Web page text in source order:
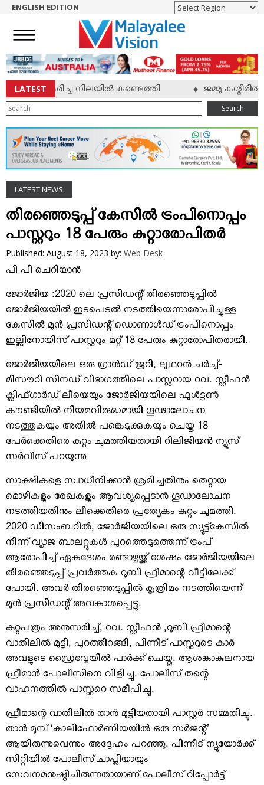
NEWS
ENGLISH
NRI
ENTERTAINMENT
MV SPECIAL
SPORTS
LIFESTYLE
TECH & AUTO
SOCIAL SPHERE
EDITORIAL
ARTS & LITERATURE
MAGAZINE
VIDEOS
COOKERY
KARSHAKAN
TOURS & TRAVEL
GREETINGS
CLASSIFIEDS
OBITUARY
ENGLISH EDITION
LATEST
മരിച്ച നിലയില്‍ കണ്ടെത്തി ജമ്മു കശ്മീരില്‍
Search
LATEST NEWS
തിരഞ്ഞെടുപ്പ് കേസില്‍ ട്രംപിനൊപ്പം
പാസ്റ്ററും 18 പേരും കുറ്റാരോപിതര്‍
Published: August 18, 2023 by: Web Desk
പി പി ചെറിയാന്‍
ജോര്‍ജിയ :2020 ലെ പ്രസിഡന്റ് തിരഞ്ഞെടുപ്പില്‍
ജോര്‍ജിയയില്‍ ഇടപെടല്‍ നടത്തിയെന്നാരോപിച്ചുള്ള
കേസില്‍ മുന്‍ പ്രസിഡന്റ് ഡൊണാള്‍ഡ് ട്രംപിനൊപ്പം
ഇല്ലിനോയിസ് പാസ്റ്ററും മറ്റ് 18 പേരും കുറ്റാരോപിതരായി.
ജോര്‍ജിയയിലെ ഒരു ഗ്രാന്‍ഡ് ജൂറി, ലൂഥറന്‍ ചര്‍ച്ച്-
മിസൗറി സിനഡ് വിഭാഗത്തിലെ പാസ്റ്ററായ റവ. സ്റ്റീഫന്‍
ക്ലിഫ്ഗാര്‍ഡ് ലീയെയും ജോര്‍ജിയയിലെ ഫുള്‍ട്ടണ്‍
കൗണ്ടിയില്‍ നിയമവിരുദ്ധമായി ഗൂഢാലോചന
നടത്തുകയും അതില്‍ പങ്കെടുക്കുകയും ചെയ്ത 18
പേര്‍ക്കെതിരെ കുറ്റം ചുമത്തിയതായി റിലിജിയന്‍ ന്യൂസ്
സര്‍വീസ് പറയുന്നു
സാക്ഷികളെ സ്വാധീനിക്കാന്‍ ശ്രമിച്ചതിനും തെറ്റായ
മൊഴികളും രേഖകളും ആവശ്യപ്പെടാന്‍ ഗൂഢാലോചന
നടത്തിയതിനും ലീക്കെതിരെ പ്രത്യേകം കുറ്റം ചുമത്തി.
2020 ഡിസംബറില്‍, ജോര്‍ജിയയിലെ ഒരു സ്യൂട്ട്കേസില്‍
നിന്ന് വ്യാജ ബാലറ്റുകള്‍ പുറത്തെടുത്തെന്ന് ട്രംപ്
ആരോപിച്ച് ഏകദേശം രണ്ടാഴ്ചയ്ക്ക് ശേഷം ജോര്‍ജിയയിലെ
തിരഞ്ഞെടുപ്പ് പ്രവര്‍ത്തക റൂബി ഫ്രീമാന്റെ വീട്ടിലേക്ക്
പോയി. അവര്‍ തിരഞ്ഞെടുപ്പില്‍ കൃത്രിമം നടത്തിയെന്ന്
മുന്‍ പ്രസിഡന്റ് അവകാശപ്പെട്ടു.
കുറ്റപത്രം അനുസരിച്ച്, റവ. സ്റ്റീഫന്‍ ,റൂബി ഫ്രീമാന്റെ
വാതിലില്‍ മുട്ടി, പുറത്തിറങ്ങി, പിന്നീട് പാസ്റ്ററുടെ കാര്‍
അവളുടെ ഡ്രൈവ്വേയില്‍ പാര്‍ക്ക് ചെയ്തു. ആശങ്കാകുലനായ
ഫ്രീമാന്‍ പോലീസിനെ വിളിച്ചു. പോലീസ് തന്റെ
വാഹനത്തില്‍ പാസ്റ്ററെ സമീപിച്ചു.
ഫ്രീമാന്റെ വാതിലില്‍ താന്‍ മുട്ടിയതായി പാസ്റ്റര്‍ സമ്മതിച്ചു.
താന്‍ മുമ്പ് ‘കാലിഫോര്‍ണിയയില്‍ ഒരു സര്‍ജന്റ്’
ആയിരുന്നുവെന്നും അദ്ദേഹം പറഞ്ഞു. പിന്നീട് ന്യൂയോര്‍ക്ക്
സിറ്റിയില്‍ പോലീസ് ചാപ്ലിയായും
സേവനമനുഷ്ഠിചിരുന്നതായാണ് പോലീസ് റിപ്പോര്‍ട്ട്